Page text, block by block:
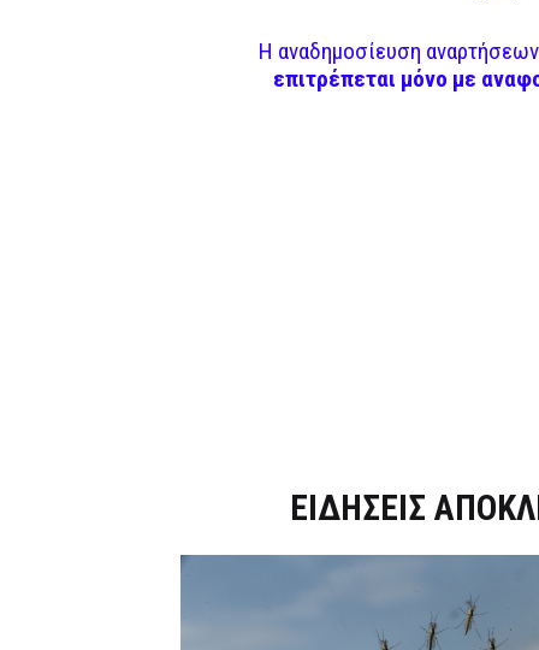
Η αναδημοσίευση
επιτρέπεται μόνο με
ΕΙΔΗΣΕΙΣ